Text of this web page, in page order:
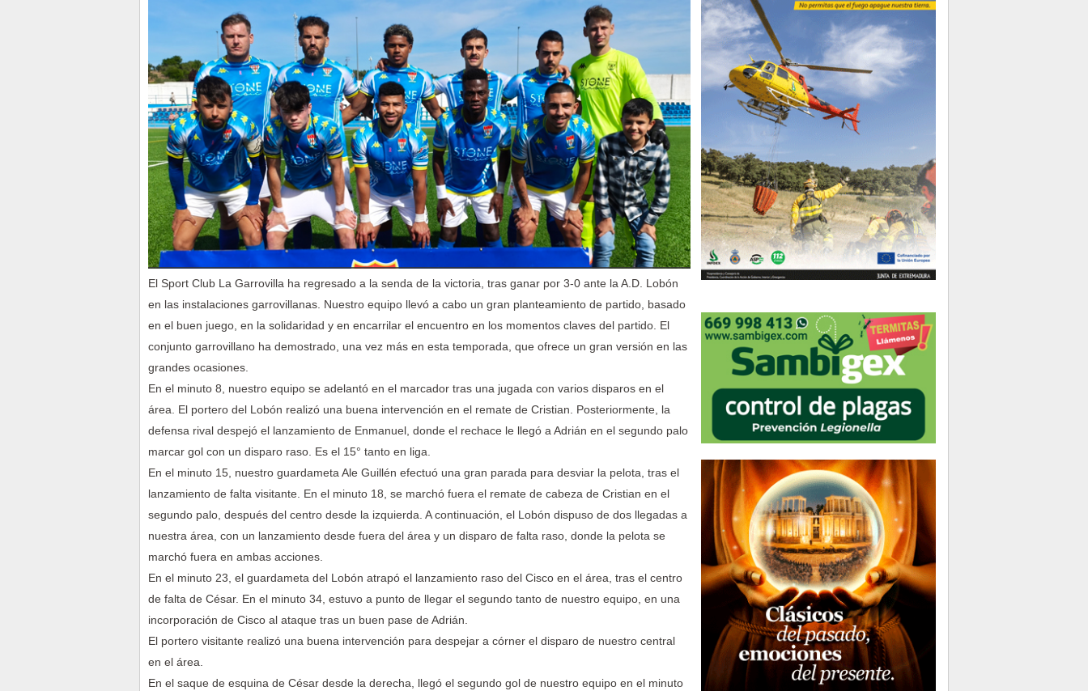
El Sport Club La Garrovilla ha regresado a la senda de la victoria, tras ganar por 3-0 ante la A.D. Lobón
en las instalaciones garrovillanas. Nuestro equipo llevó a cabo un gran planteamiento de partido, basado
en el buen juego, en la solidaridad y en encarrilar el encuentro en los momentos claves del partido. El
conjunto garrovillano ha demostrado, una vez más en esta temporada, que ofrece un gran versión en las
grandes ocasiones.
En el minuto 8, nuestro equipo se adelantó en el marcador tras una jugada con varios disparos en el
área. El portero del Lobón realizó una buena intervención en el remate de Cristian. Posteriormente, la
defensa rival despejó el lanzamiento de Enmanuel, donde el rechace le llegó a Adrián en el segundo palo
marcar gol con un disparo raso. Es el 15° tanto en liga.
En el minuto 15, nuestro guardameta Ale Guillén efectuó una gran parada para desviar la pelota, tras el
lanzamiento de falta visitante. En el minuto 18, se marchó fuera el remate de cabeza de Cristian en el
segundo palo, después del centro desde la izquierda. A continuación, el Lobón dispuso de dos llegadas a
nuestra área, con un lanzamiento desde fuera del área y un disparo de falta raso, donde la pelota se
marchó fuera en ambas acciones.
En el minuto 23, el guardameta del Lobón atrapó el lanzamiento raso del Cisco en el área, tras el centro
de falta de César. En el minuto 34, estuvo a punto de llegar el segundo tanto de nuestro equipo, en una
incorporación de Cisco al ataque tras un buen pase de Adrián.
El portero visitante realizó una buena intervención para despejar a córner el disparo de nuestro central
en el área.
En el saque de esquina de César desde la derecha, llegó el segundo gol de nuestro equipo en el minuto